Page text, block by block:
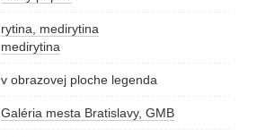
rytina, medirytina
medirytina
v obrazovej ploche legenda
Galéria mesta Bratislavy, GMB